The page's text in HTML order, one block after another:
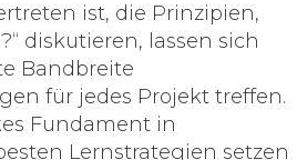
ist, die Prinzipien,
diskutieren, lassen sich
Bandbreite
für jedes Projekt treffen.
Fundament in
Lernstrategien setzen